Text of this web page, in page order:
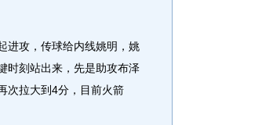
攻，传球给内线姚明，姚
时刻站出来，先是助攻布泽
次拉大到4分，目前火箭